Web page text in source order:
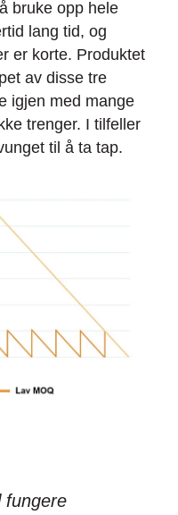
bruke opp hele
lang tid, og
er korte. Produktet
av disse tre
igjen med mange
trenger. I tilfeller
til å ta tap.
fungere